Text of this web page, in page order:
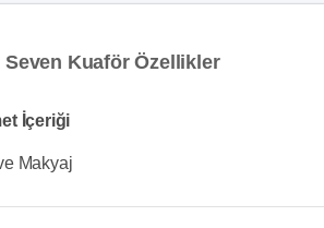
Seven Kuaför Özellikler
İçeriği
Makyaj